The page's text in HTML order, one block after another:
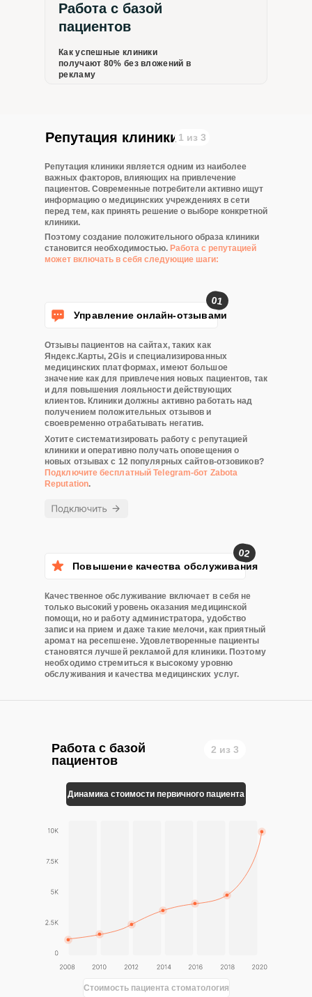
Работа с базой
пациентов
Как успешные клиники
получают 80% без вложений в
рекламу
Репутация клиники
Репутация клиники является одним из наиболее
важных факторов, влияющих на привлечение
пациентов. Современные потребители активно ищут
информацию о медицинских учреждениях в сети
перед тем, как принять решение о выборе конкретной
клиники.
1 из 3
Поэтому создание положительного образа клиники
становится необходимостью. Работа с репутацией
может включать в себя следующие шаги:
Управление онлайн-отзывами
Повышение качества обслуживания
01
02
Отзывы пациентов на сайтах, таких как
Яндекс.Карты, 2Gis и специализированных
медицинских платформах, имеют большое
значение как для привлечения новых пациентов, так
и для повышения лояльности действующих
клиентов. Клиники должны активно работать над
получением положительных отзывов и
своевременно отрабатывать негатив.
Качественное обслуживание включает в себя не
только высокий уровень оказания медицинской
помощи, но и работу администратора, удобство
записи на прием и даже такие мелочи, как приятный
аромат на ресепшене. Удовлетворенные пациенты
становятся лучшей рекламой для клиники. Поэтому
необходимо стремиться к высокому уровню
обслуживания и качества медицинских услуг.
Хотите систематизировать работу с репутацией
клиники и оперативно получать оповещения о
новых отзывах с 12 популярных сайтов-отзовиков?
Подключите бесплатный Telegram-бот Zabota
Reputation.
Работа с базой
пациентов
2 из 3
Динамика стоимости первичного пациента
Стоимость пациента стоматология